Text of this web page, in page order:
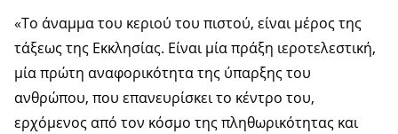
«Το άναμμα του κεριού του πιστού, είναι μέρος της
τάξεως της Εκκλησίας. Είναι μία πράξη ιεροτελεστική,
μία πρώτη αναφορικότητα της ύπαρξης του
ανθρώπου, που επανευρίσκει το κέντρο του,
ερχόμενος από τον κόσμο της πληθωρικότητας και